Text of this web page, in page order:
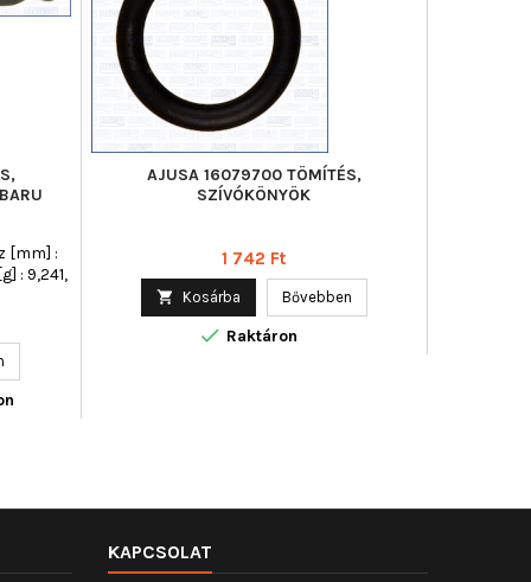
[mm] :
: 9,241,
AJUSA 16079700 TÖMÍTÉS,
SZÍVÓKÖNYÖK
Ár
1 742 Ft
 Kosárba Bővebben
 Raktáron
KAPCSOLAT